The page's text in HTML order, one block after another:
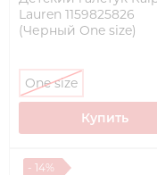
Lauren 1159825826
(Черный One size)
One size
Купить
- 14%